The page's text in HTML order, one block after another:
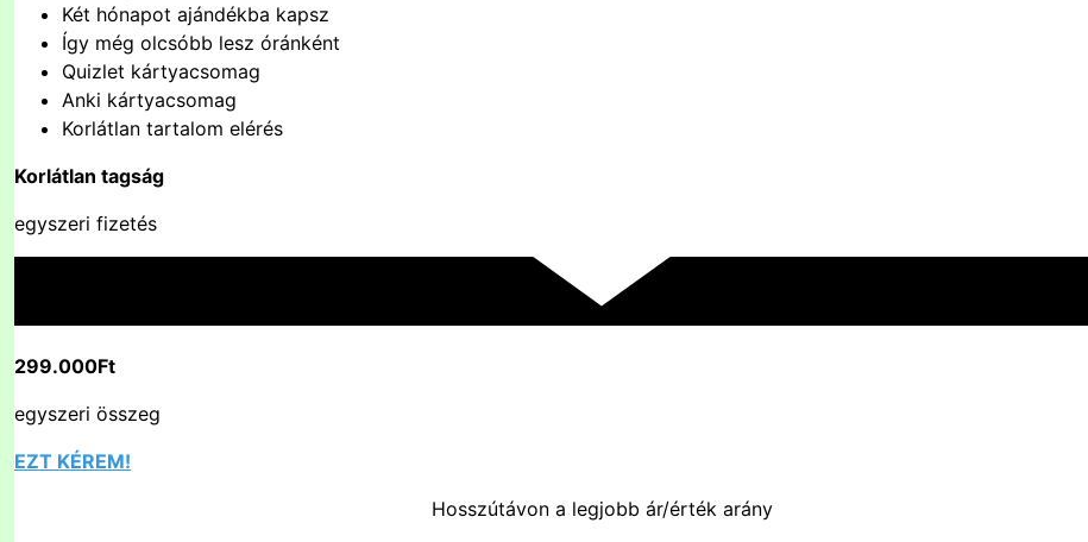
Két hónapot ajándékba kapsz
Így még olcsóbb lesz óránként
Quizlet kártyacsomag
Anki kártyacsomag
Korlátlan tartalom elérés
Korlátlan tagság
egyszeri fizetés
299.000Ft
egyszeri összeg
EZT KÉREM!
Hosszútávon a legjobb ár/érték arány